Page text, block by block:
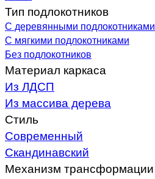
Тип подлокотников
С деревянными подлокотниками
С мягкими подлокотниками
Без подлокотников
Материал каркаса
Из ЛДСП
Из массива дерева
Стиль
Современный
Скандинавский
Механизм трансформации